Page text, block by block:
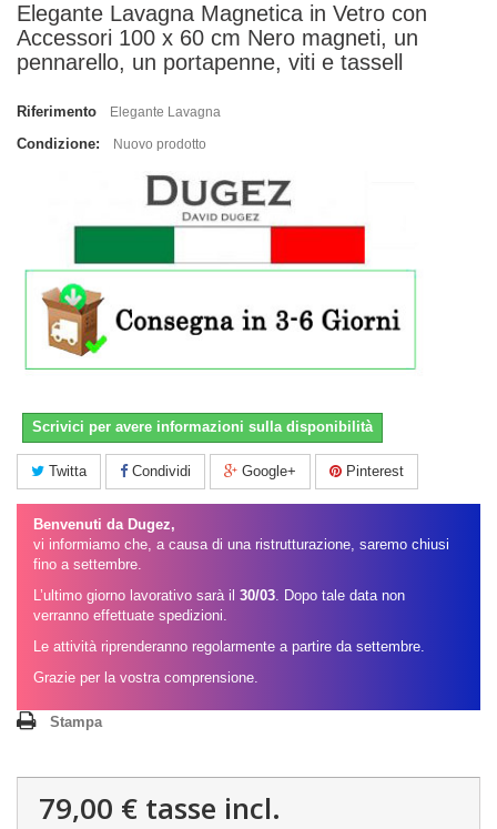
Elegante Lavagna Magnetica in Vetro con
Accessori 100 x 60 cm Nero magneti, un
pennarello, un portapenne, viti e tassell
Riferimento Elegante Lavagna
Condizione: Nuovo prodotto
Scrivici per avere informazioni sulla disponibilità
Twitta Condividi Google+ Pinterest
Benvenuti da Dugez,
vi informiamo che, a causa di una ristrutturazione, saremo chiusi
fino a settembre.
L’ultimo giorno lavorativo sarà il 30/03. Dopo tale data non
verranno effettuate spedizioni.
Le attività riprenderanno regolarmente a partire da settembre.
Grazie per la vostra comprensione.
Stampa
79,00 € tasse incl.